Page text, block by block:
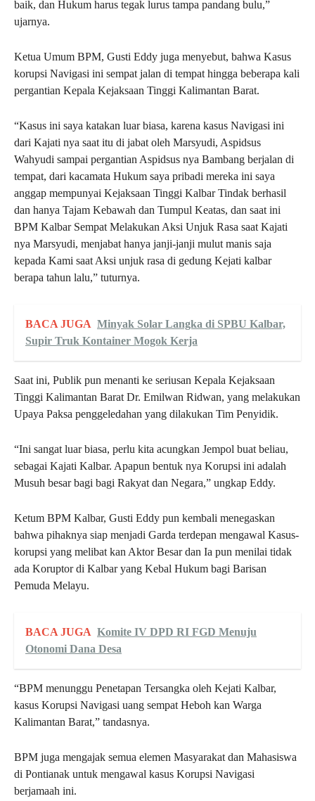
baik, dan Hukum harus tegak lurus tampa pandang bulu,”
ujarnya.
Ketua Umum BPM, Gusti Eddy juga menyebut, bahwa Kasus
korupsi Navigasi ini sempat jalan di tempat hingga beberapa kali
pergantian Kepala Kejaksaan Tinggi Kalimantan Barat.
“Kasus ini saya katakan luar biasa, karena kasus Navigasi ini
dari Kajati nya saat itu di jabat oleh Marsyudi, Aspidsus
Wahyudi sampai pergantian Aspidsus nya Bambang berjalan di
tempat, dari kacamata Hukum saya pribadi mereka ini saya
anggap mempunyai Kejaksaan Tinggi Kalbar Tindak berhasil
dan hanya Tajam Kebawah dan Tumpul Keatas, dan saat ini
BPM Kalbar Sempat Melakukan Aksi Unjuk Rasa saat Kajati
nya Marsyudi, menjabat hanya janji-janji mulut manis saja
kepada Kami saat Aksi unjuk rasa di gedung Kejati kalbar
berapa tahun lalu,” tuturnya.
BACA JUGA Minyak Solar Langka di SPBU Kalbar,
Supir Truk Kontainer Mogok Kerja
Saat ini, Publik pun menanti ke seriusan Kepala Kejaksaan
Tinggi Kalimantan Barat Dr. Emilwan Ridwan, yang melakukan
Upaya Paksa penggeledahan yang dilakukan Tim Penyidik.
“Ini sangat luar biasa, perlu kita acungkan Jempol buat beliau,
sebagai Kajati Kalbar. Apapun bentuk nya Korupsi ini adalah
Musuh besar bagi bagi Rakyat dan Negara,” ungkap Eddy.
Ketum BPM Kalbar, Gusti Eddy pun kembali menegaskan
bahwa pihaknya siap menjadi Garda terdepan mengawal Kasus-
korupsi yang melibat kan Aktor Besar dan Ia pun menilai tidak
ada Koruptor di Kalbar yang Kebal Hukum bagi Barisan
Pemuda Melayu.
BACA JUGA Komite IV DPD RI FGD Menuju
Otonomi Dana Desa
“BPM menunggu Penetapan Tersangka oleh Kejati Kalbar,
kasus Korupsi Navigasi uang sempat Heboh kan Warga
Kalimantan Barat,” tandasnya.
BPM juga mengajak semua elemen Masyarakat dan Mahasiswa
di Pontianak untuk mengawal kasus Korupsi Navigasi
berjamaah ini.